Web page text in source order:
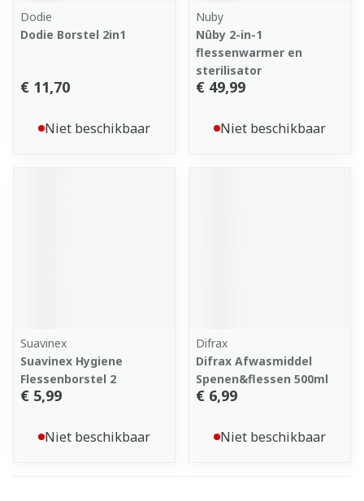
Dodie
Dodie Borstel 2in1
€ 11,70
Niet beschikbaar
Nuby
Nûby 2-in-1
flessenwarmer en
sterilisator
€ 49,99
Niet beschikbaar
Suavinex
Suavinex Hygiene
Flessenborstel 2
€ 5,99
Niet beschikbaar
Difrax
Difrax Afwasmiddel
Spenen&flessen 500ml
€ 6,99
Niet beschikbaar